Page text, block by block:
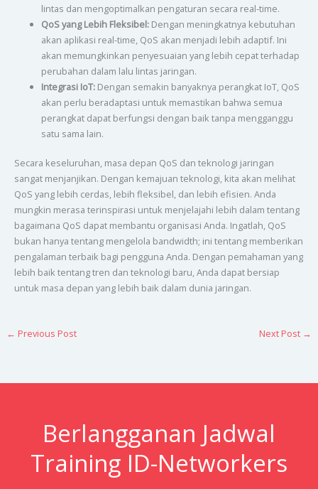
lintas dan mengoptimalkan pengaturan secara real-time.
QoS yang Lebih Fleksibel:Dengan meningkatnya kebutuhan
akan aplikasi real-time, QoS akan menjadi lebih adaptif. Ini
akan memungkinkan penyesuaian yang lebih cepat terhadap
perubahan dalam lalu lintas jaringan.
Integrasi IoT:Dengan semakin banyaknya perangkat IoT, QoS
akan perlu beradaptasi untuk memastikan bahwa semua
perangkat dapat berfungsi dengan baik tanpa mengganggu
satu sama lain.
Secara keseluruhan, masa depan QoS dan teknologi jaringan
sangat menjanjikan. Dengan kemajuan teknologi, kita akan melihat
QoS yang lebih cerdas, lebih fleksibel, dan lebih efisien. Anda
mungkin merasa terinspirasi untuk menjelajahi lebih dalam tentang
bagaimana QoS dapat membantu organisasi Anda. Ingatlah, QoS
bukan hanya tentang mengelola bandwidth; ini tentang memberikan
pengalaman terbaik bagi pengguna Anda. Dengan pemahaman yang
lebih baik tentang tren dan teknologi baru, Anda dapat bersiap
untuk masa depan yang lebih baik dalam dunia jaringan.
← Previous Post Next Post →
Berlangganan Jadwal
Training ID-Networkers